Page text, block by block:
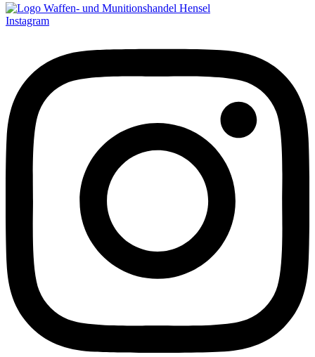
Instagram